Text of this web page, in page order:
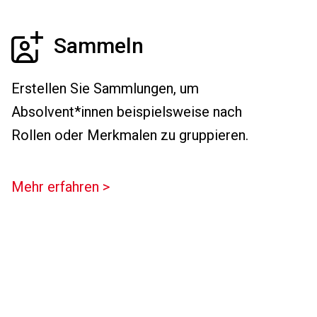
Sammeln
Erstellen Sie Sammlungen, um
Absolvent*innen beispielsweise nach
Rollen oder Merkmalen zu gruppieren.
Mehr erfahren >